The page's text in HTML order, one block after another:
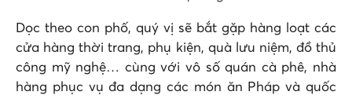
Dọc theo con phố, quý vị sẽ bắt gặp hàng loạt các
cửa hàng thời trang, phụ kiện, quà lưu niệm, đồ thủ
công mỹ nghệ… cùng với vô số quán cà phê, nhà
hàng phục vụ đa dạng các món ăn Pháp và quốc